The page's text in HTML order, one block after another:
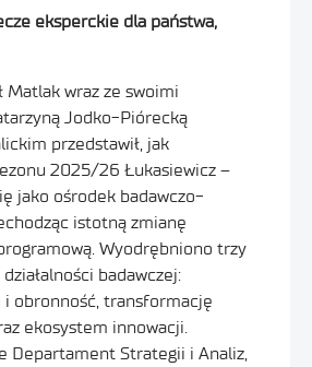
eksperckie dla państwa,
Matlak wraz ze swoimi
Jodko-Piórecką
przedstawił, jak
2025/26 Łukasiewicz –
jako ośrodek badawczo-
istotną zmianę
Wyodrębniono trzy
badawczej:
i obronność, transformację
ekosystem innowacji.
Departament Strategii i Analiz,